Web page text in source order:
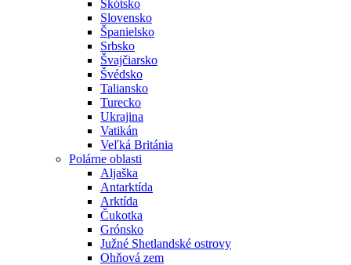
Škótsko
Slovensko
Španielsko
Srbsko
Švajčiarsko
Švédsko
Taliansko
Turecko
Ukrajina
Vatikán
Veľká Británia
Polárne oblasti
Aljaška
Antarktída
Arktída
Čukotka
Grónsko
Južné Shetlandské ostrovy
Ohňová zem